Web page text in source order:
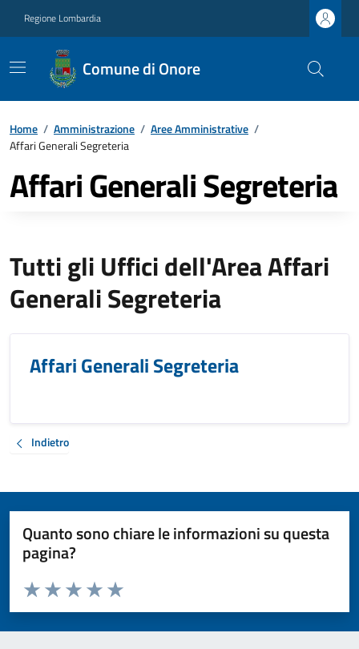
Regione Lombardia
Comune di Onore
Home / Amministrazione / Aree Amministrative /
Affari Generali Segreteria
Affari Generali Segreteria
Tutti gli Uffici dell'Area Affari
Generali Segreteria
Affari Generali Segreteria
Indietro
Quanto sono chiare le informazioni su questa
pagina?
Valuta da 1 a 5 stelle la pagina
Valuta 5 stelle su 5
Valuta 4 stelle su 5
Valuta 3 stelle su 5
Valuta 2 stelle su 5
Valuta 1 stelle su 5